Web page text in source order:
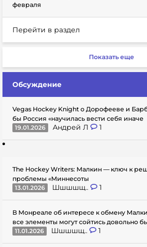
февраля
Перейти в раздел
Показать еще
Обсуждение
Vegas Hockey Knight о Дорофееве и
бы Россия «научилась вести себя иначе
19.01.2026
Андрей Л 1
The Hockey Writers: Малкин — ключ к
проблемы «Миннесоты
13.01.2026
Шшшшщ.. 1
В Монреале об интересе к обмену
все элементы могут сойтись довольно
11.01.2026
Шшшшщ.. 1